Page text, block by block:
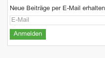
Neue Beiträge per E-Mail erhalten